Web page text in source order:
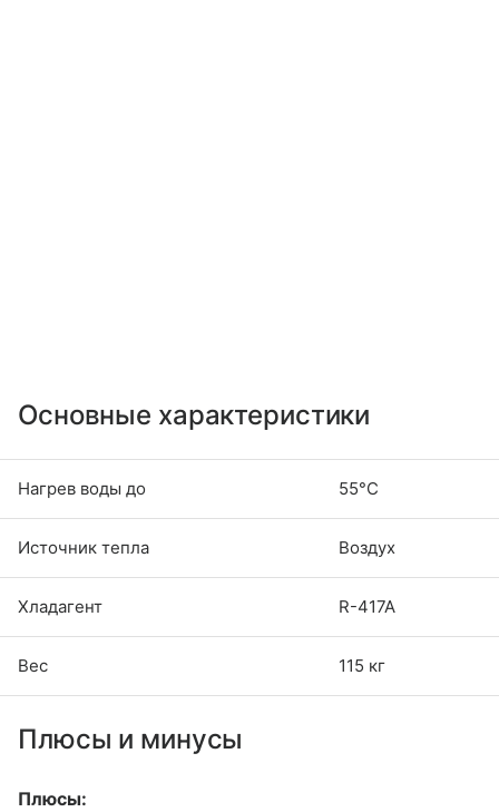
Основные характеристики
Нагрев воды до 55°C
Источник тепла Воздух
Хладагент R-417A
Вес 115 кг
Плюсы и минусы
Плюсы: